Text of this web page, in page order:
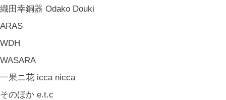
織田幸銅器 Odako Douki
ARAS
WDH
WASARA
一果ニ花 icca nicca
そのほか e.t.c
山岸紗綾 Saya Yamagishi
《キッズ》Kids
こどもの器 Children's Tableware
木のおもちゃ(ニキティキ) Wooden Toys